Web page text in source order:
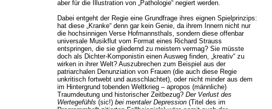
aber für die Illustration von „Pathologie“ negiert werden.
Dabei entgeht der Regie eine Grundfrage ihres eignen Spielprinzips:
hat diese „Kranke“ denn gar kein Genie, da ihrem Innern nicht nur
die hochsinnigen Verse Hofmannsthals, sondern diese offenbar
universale Musikflut vom Format eines Richard Strauss
entspringen, die sie gliedernd zu meistern vermag? Sie müsste
doch als Dichter-Komponistin einen Ausweg finden, „kreativ“ zu
wirken in ihrer Welt? Auszubrechen zum Beispiel aus der
patriarchalen Denunziation von Frauen (die auch diese Regie
unkritisch fortwebt und ausschlachtet), oder nicht minder aus dem
im Hintergrund tobenden Weltkrieg – apropos (männliche)
Traumdeutung und historischer Zeitbezug? Der Verlust des
Wertegefühls (sic!) bei mentaler Depression(Titel des im